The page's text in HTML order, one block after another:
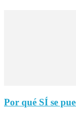
Por qué SÍ se